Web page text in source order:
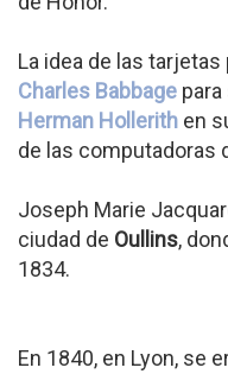
La idea de las
Charles Babbage
Herman Hollerith en
de las computadoras
Joseph Marie
ciudad de Oullins,
1834.
En 1840, en Lyon, se